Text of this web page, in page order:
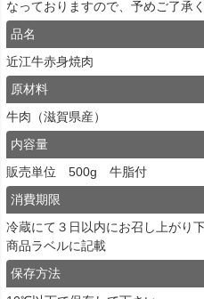
なっておりますので、予めご了承く
品名
近江牛赤身焼肉
原材料
牛肉（滋賀県産）
内容量
販売単位 500g 牛脂付
消費期限
冷蔵にて３日以内にお召し上がり下
商品ラベルに記載
保存方法